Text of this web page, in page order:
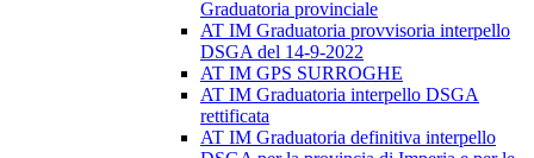
Graduatoria provinciale
AT IM Graduatoria provvisoria interpello
DSGA del 14-9-2022
AT IM GPS SURROGHE
AT IM Graduatoria interpello DSGA
rettificata
AT IM Graduatoria definitiva interpello